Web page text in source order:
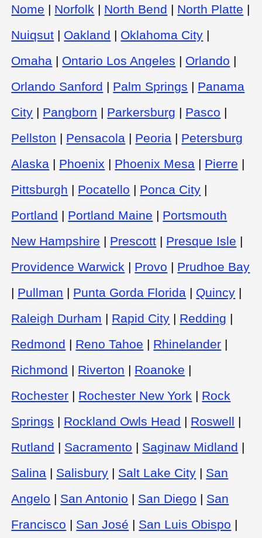
Nome | Norfolk | North Bend | North Platte |
Nuiqsut | Oakland | Oklahoma City |
Omaha | Ontario Los Angeles | Orlando |
Orlando Sanford | Palm Springs | Panama
City | Pangborn | Parkersburg | Pasco |
Pellston | Pensacola | Peoria | Petersburg
Alaska | Phoenix | Phoenix Mesa | Pierre |
Pittsburgh | Pocatello | Ponca City |
Portland | Portland Maine | Portsmouth
New Hampshire | Prescott | Presque Isle |
Providence Warwick | Provo | Prudhoe Bay
| Pullman | Punta Gorda Florida | Quincy |
Raleigh Durham | Rapid City | Redding |
Redmond | Reno Tahoe | Rhinelander |
Richmond | Riverton | Roanoke |
Rochester | Rochester New York | Rock
Springs | Rockland Owls Head | Roswell |
Rutland | Sacramento | Saginaw Midland |
Salina | Salisbury | Salt Lake City | San
Angelo | San Antonio | San Diego | San
Francisco | San José | San Luis Obispo |